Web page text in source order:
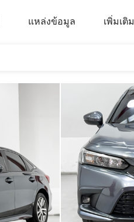
แหล่งข้อมูล เพิ่มเติม